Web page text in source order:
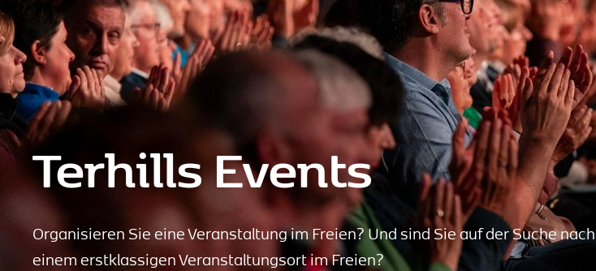
Terhills Events
Organisieren Sie eine Veranstaltung im Freien? Und sind Sie auf der Suche nach
einem erstklassigen Veranstaltungsort im Freien?